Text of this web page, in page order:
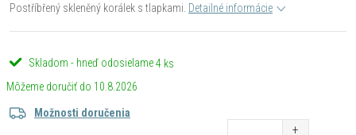
Postříbřený skleněný korálek s tlapkami. Detailné informácie
Skladom - hneď odosielame4 ks
10.8.2026
Možnosti doručenia